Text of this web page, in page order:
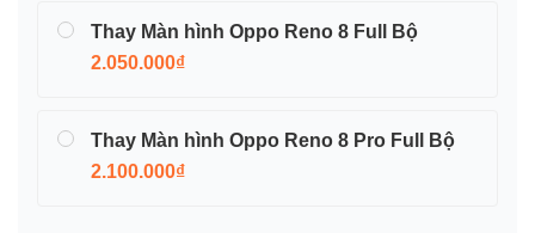
Thay Màn hình Oppo Reno 8 Full Bộ
2.050.000₫
Thay Màn hình Oppo Reno 8 Pro Full Bộ
2.100.000₫